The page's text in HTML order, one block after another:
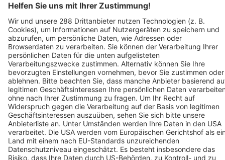
Verkaufsstellen vor